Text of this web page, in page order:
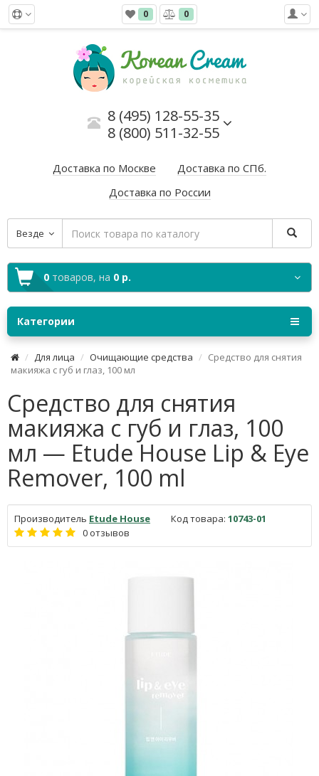
0 0
8 (495) 128-55-35
8 (800) 511-32-55
Доставка по Москве
Доставка по СПб.
Доставка по России
Везде
0 товаров, на 0 р.
Категории
Для лица Очищающие средства
Средство для снятия
макияжа с губ и глаз, 100 мл
Средство для снятия
макияжа с губ и глаз, 100
мл — Etude House Lip & Eye
Remover, 100 ml
Производитель Etude House Код товара: 10743-01
0 отзывов